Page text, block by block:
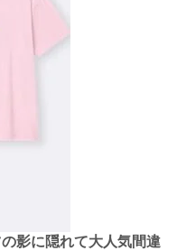
影に隠れて大人気間違